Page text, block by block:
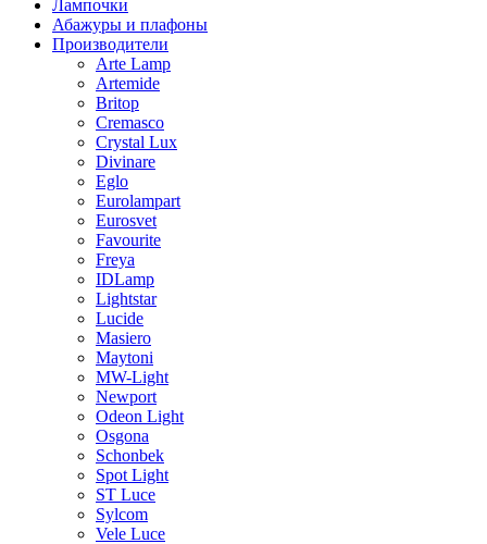
Лампочки
Абажуры и плафоны
Производители
Arte Lamp
Artemide
Britop
Cremasco
Crystal Lux
Divinare
Eglo
Eurolampart
Eurosvet
Favourite
Freya
IDLamp
Lightstar
Lucide
Masiero
Maytoni
MW-Light
Newport
Odeon Light
Osgona
Schonbek
Spot Light
ST Luce
Sylcom
Vele Luce